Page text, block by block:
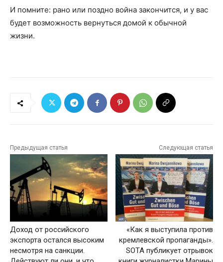
И помните: рано или поздно война закончится, и у вас
будет возможность вернуться домой к обычной
жизни.
Предыдущая статья
Доход от российского
экспорта остался высоким
несмотря на санкции.
Следующая статья
«Как я выступила против
кремлевской пропаганды».
SOTA публикует отрывок